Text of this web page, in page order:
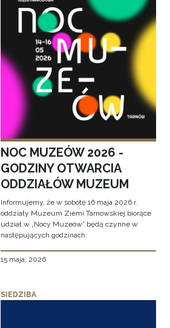
NOC MUZEÓW 2026 -
GODZINY OTWARCIA
ODDZIAŁÓW MUZEUM
Informujemy, że w sobotę 16 maja 2026 r.
oddziały Muzeum Ziemi Tarnowskiej biorące
udział w „Nocy Muzeów” będą czynne w
następujących godzinach:
15 maja, 2026
SIEDZIBA